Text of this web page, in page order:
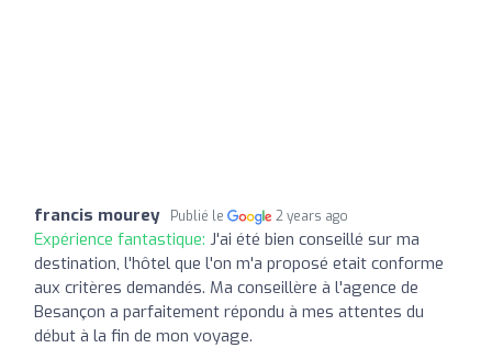
francis mourey Publié le 2 years ago
Expérience fantastique: J'ai été bien conseillé sur ma
destination, l'hôtel que l'on m'a proposé etait conforme
aux critères demandés. Ma conseillère à l'agence de
Besançon a parfaitement répondu à mes attentes du
début à la fin de mon voyage.